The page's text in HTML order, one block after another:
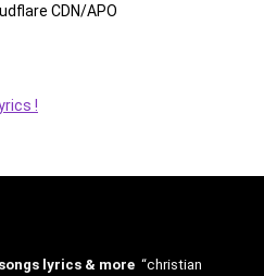
CDN/APO
!
lyrics & more “christian